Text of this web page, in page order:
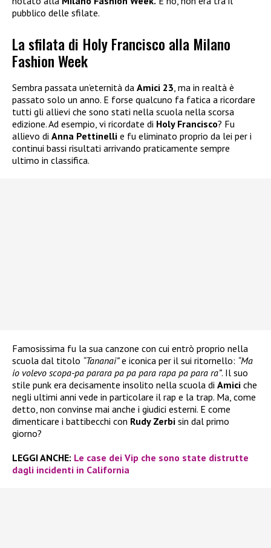
pubblico delle sfilate.
La sfilata di Holy Francisco alla Milano
Fashion Week
Sembra passata un’eternità da Amici 23 , ma in realtà è
passato solo un anno. E forse qualcuno fa fatica a ricordare
tutti gli allievi che sono stati nella scuola nella scorsa
edizione. Ad esempio, vi ricordate di Holy Francisco? Fu
allievo di Anna Pettinelli e fu eliminato proprio da lei per i
continui bassi risultati arrivando praticamente sempre
ultimo in classifica.
Famosissima fu la sua canzone con cui entrò proprio nella
scuola dal titolo “Tananai”e iconica per il sui ritornello: “Ma
io volevo scopa-pa parara pa pa para rapa pa para ra”. Il suo
stile punk era decisamente insolito nella scuola di Amici che
negli ultimi anni vede in particolare il rap e la trap. Ma, come
detto, non convinse mai anche i giudici esterni. E come
dimenticare i battibecchi con Rudy Zerbi sin dal primo
giorno?
LEGGI ANCHE: Le case dei Vip che sono state distrutte
dagli incidenti in California